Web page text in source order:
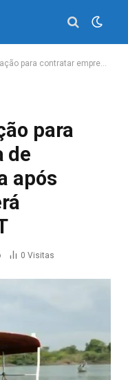
travessia por balsa após queda de ponte será revogada, diz DNIT
para
de
após
0 Visitas